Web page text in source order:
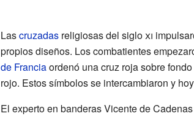
Lascruzadasreligiosas del sigloxi
propios diseños. Los combatientes
de Franciaordenó una cruz roja sobre
rojo. Estos símbolos se intercambiaron y
El experto en banderas Vicente de